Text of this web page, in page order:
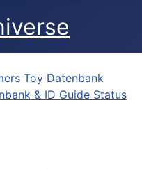
Toy Datenbank
& ID Guide Status